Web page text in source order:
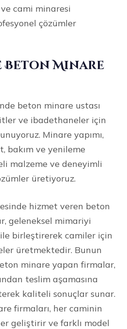
cami minaresi
çözümler
Beton Minare
beton minare ustası
ve ibadethaneler için
Minare yapımı,
bakım ve yenileme
malzeme ve deneyimli
üretiyoruz.
hizmet veren beton
geleneksel mimariyi
birleştirerek camiler için
üretmektedir. Bunun
minare yapan firmalar,
teslim aşamasına
kaliteli sonuçlar sunar.
firmaları, her caminin
geliştirir ve farklı model